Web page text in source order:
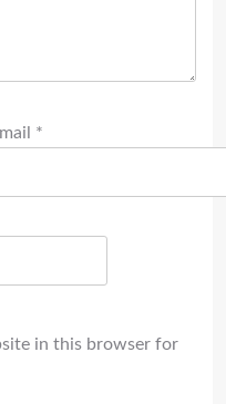
*
in this browser for